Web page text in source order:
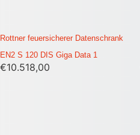
Rottner feuersicherer Datenschrank
EN2 S 120 DIS Giga Data 1
€10.518,00